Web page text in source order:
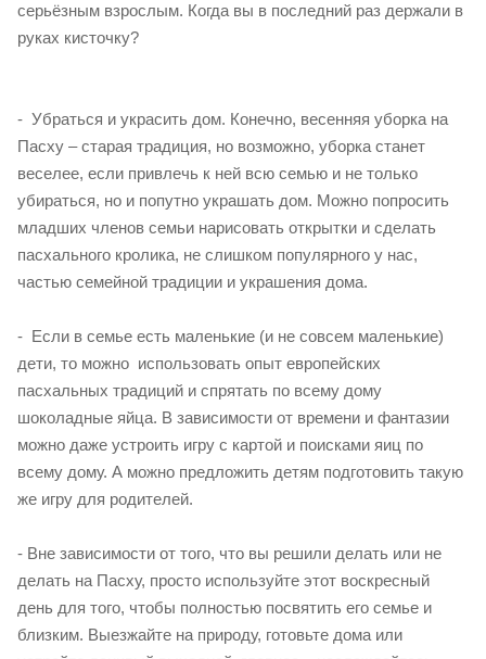
серьёзным взрослым. Когда вы в последний раз держали в
руках кисточку?
- Убраться и украсить дом. Конечно, весенняя уборка на
Пасху – старая традиция, но возможно, уборка станет
веселее, если привлечь к ней всю семью и не только
убираться, но и попутно украшать дом. Можно попросить
младших членов семьи нарисовать открытки и сделать
пасхального кролика, не слишком популярного у нас,
частью семейной традиции и украшения дома.
- Если в семье есть маленькие (и не совсем маленькие)
дети, то можно использовать опыт европейских
пасхальных традиций и спрятать по всему дому
шоколадные яйца. В зависимости от времени и фантазии
можно даже устроить игру с картой и поисками яиц по
всему дому. А можно предложить детям подготовить такую
же игру для родителей.
- Вне зависимости от того, что вы решили делать или не
делать на Пасху, просто используйте этот воскресный
день для того, чтобы полностью посвятить его семье и
близким. Выезжайте на природу, готовьте дома или